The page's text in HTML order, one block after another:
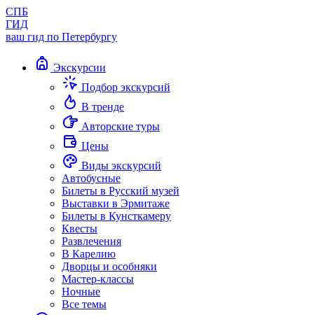
СПБ
ГИД
ваш гид по Петербургу
Экскурсии
Подбор экскурсий
В тренде
Авторские туры
Цены
Виды экскурсий
Автобусные
Билеты в Русский музей
Выставки в Эрмитаже
Билеты в Кунсткамеру
Квесты
Развлечения
В Карелию
Дворцы и особняки
Мастер-классы
Ночные
Все темы